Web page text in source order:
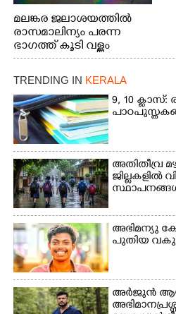
മലങ്കര ജലാശയത്തിൽ
രാസമാലിന്യം പരന്ന
ഭാഗത്ത് കൂടി വള്ളം
തുഴഞ്ഞു പോകുന്ന
പ്രദേശവാസികൾ
TRENDING IN KERALA
9, 10 ക്ലാസ്:
അതിതീവ്ര
ജില്ലകളിൽ
അഭിമന്യു
പുതിയ
അർജുൻ